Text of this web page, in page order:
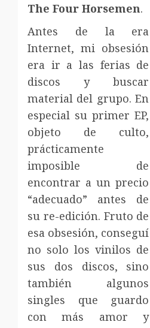
The Four Horsemen.
Antes de la era
Internet, mi obsesión
era ir a las ferias de
discos y buscar
material del grupo. En
especial su primer EP,
objeto de culto,
prácticamente
imposible de
encontrar a un precio
“adecuado” antes de
su re-edición. Fruto de
esa obsesión, conseguí
no solo los vinilos de
sus dos discos, sino
también algunos
singles que guardo
con más amor y